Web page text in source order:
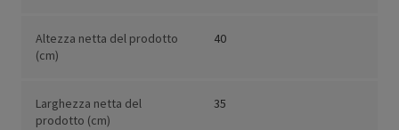
Altezza netta del prodotto
(cm)
40
Larghezza netta del
prodotto (cm)
35